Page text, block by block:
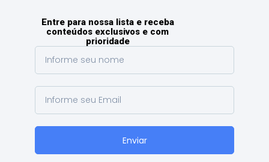
Enviar
Entre para nossa lista e receba
conteúdos exclusivos e com
prioridade